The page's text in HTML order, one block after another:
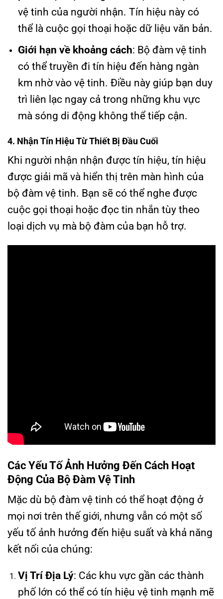
vệ tinh của người nhận. Tín hiệu này có
thể là cuộc gọi thoại hoặc dữ liệu văn bản.
Giới hạn về khoảng cách: Bộ đàm vệ tinh
có thể truyền đi tín hiệu đến hàng ngàn
km nhờ vào vệ tinh. Điều này giúp bạn duy
trì liên lạc ngay cả trong những khu vực
mà sóng di động không thể tiếp cận.
4. Nhận Tín Hiệu Từ Thiết Bị Đầu Cuối
Khi người nhận nhận được tín hiệu, tín hiệu
được giải mã và hiển thị trên màn hình của
bộ đàm vệ tinh. Bạn sẽ có thể nghe được
cuộc gọi thoại hoặc đọc tin nhắn tùy theo
loại dịch vụ mà bộ đàm của bạn hỗ trợ.
Các Yếu Tố Ảnh Hưởng Đến Cách Hoạt
Động Của Bộ Đàm Vệ Tinh
Mặc dù bộ đàm vệ tinh có thể hoạt động ở
mọi nơi trên thế giới, nhưng vẫn có một số
yếu tố ảnh hưởng đến hiệu suất và khả năng
kết nối của chúng:
Vị Trí Địa Lý: Các khu vực gần các thành
phố lớn có thể có tín hiệu vệ tinh mạnh mẽ